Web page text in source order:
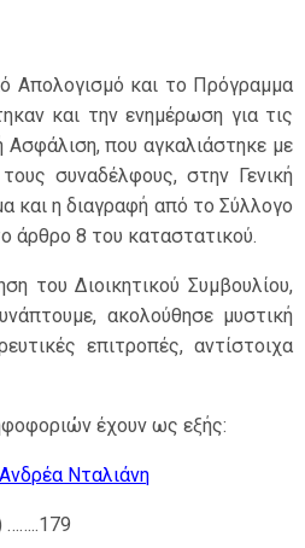
Απολογισμό και το Πρόγραμμα
και την ενημέρωση για τις
Ασφάλιση, που αγκαλιάστηκε με
συναδέλφους, στην Γενική
και η διαγραφή από το Σύλλογο
άρθρο 8 του καταστατικού.
του Διοικητικού Συμβουλίου,
ακολούθησε μυστική
επιτροπές, αντίστοιχα
έχουν ως εξής:
Νταλιάνη
……..179